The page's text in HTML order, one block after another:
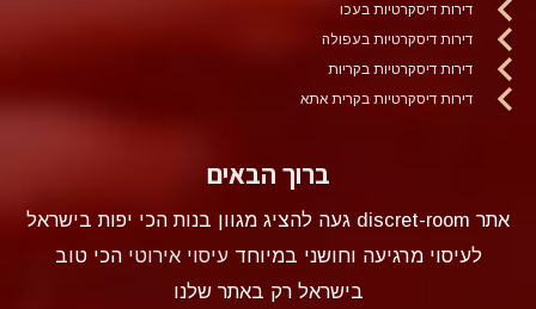
דירות דיסקרטיות בעכו
דירות דיסקרטיות בעפולה
דירות דיסקרטיות בקריות
דירות דיסקרטיות בקרית אתא
ברוך הבאים
אתר discret-room געה להציג מגוון בנות הכי יפות בישראל
לעיסוי מרגיעה וחושני במיוחדעיסוי אירוטי הכי טוב
בישראל רק באתר שלנו